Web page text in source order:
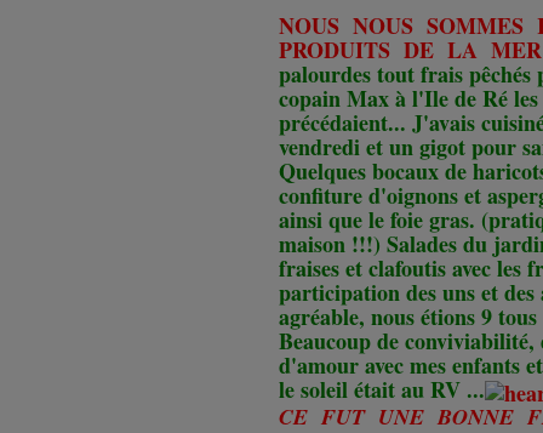
NOUS NOUS
PRODUITS DE LA
palourdes tout frais
copain Max à l'Ile de Ré
précédaient... J'avais
vendredi et un gigot pour
Quelques bocaux de
confiture d'oignons et
ainsi que le foie gras.
maison !!!) Salades du
fraises et clafoutis avec les
participation des uns et
agréable, nous étions 9
Beaucoup de conviviabilité,
d'amour avec mes enfants
le soleil était au RV ...
CE FUT UNE BONNE